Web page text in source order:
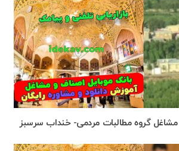
مشاغل گروه مطالبات مردمی- خنداب سرسبز